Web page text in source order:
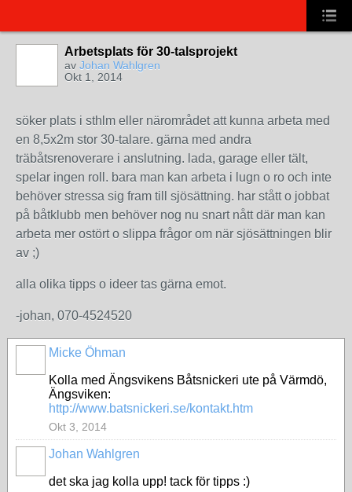
Arbetsplats för 30-talsprojekt
av Johan Wahlgren
Okt 1, 2014
söker plats i sthlm eller närområdet att kunna arbeta med
en 8,5x2m stor 30-talare. gärna med andra
träbåtsrenoverare i anslutning. lada, garage eller tält,
spelar ingen roll. bara man kan arbeta i lugn o ro och inte
behöver stressa sig fram till sjösättning. har stått o jobbat
på båtklubb men behöver nog nu snart nått där man kan
arbeta mer ostört o slippa frågor om när sjösättningen blir
av ;)
alla olika tipps o ideer tas gärna emot.
-johan, 070-4524520
Micke Öhman
Kolla med Ängsvikens Båtsnickeri ute på Värmdö,
Ängsviken:
http://www.batsnickeri.se/kontakt.htm
Okt 3, 2014
Johan Wahlgren
det ska jag kolla upp! tack för tipps :)